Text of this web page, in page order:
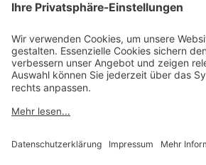
Kontakt
Datenschutz
Newsletter